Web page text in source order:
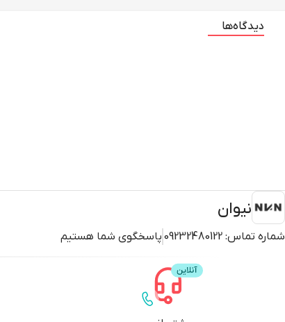
دیدگاه‌ها
نیوان
شماره تماس: 09232480122 پاسخگوی شما هستیم